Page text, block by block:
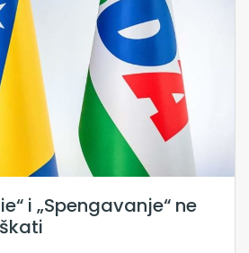
i „Spengavanje“ ne